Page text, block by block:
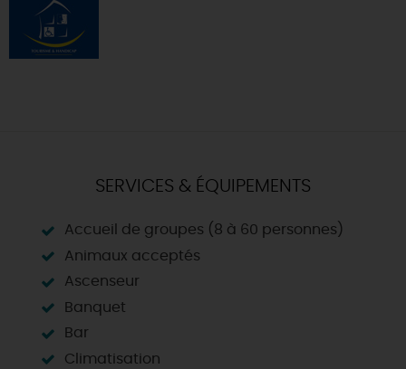
SERVICES & ÉQUIPEMENTS
Accueil de groupes (8 à 60 personnes)
Animaux acceptés
Ascenseur
Banquet
Bar
Climatisation